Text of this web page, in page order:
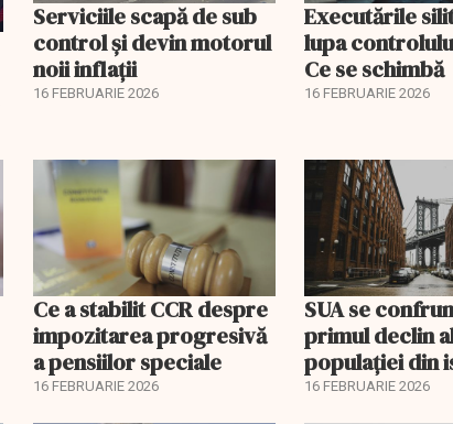
Serviciile scapă de sub
control și devin motorul
noii inflații
16 FEBRUARIE 2026
Executările
lupa
Ce se schimbă
16 FEBRUARIE 2026
Ce a stabilit CCR despre
impozitarea progresivă
a pensiilor speciale
16 FEBRUARIE 2026
SUA se
primul declin
populației din
16 FEBRUARIE 2026